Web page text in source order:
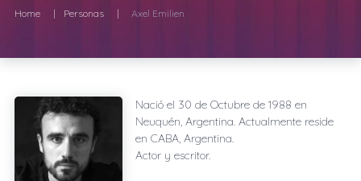
Home Personas Axel Emilien
Nació el 30 de Octubre de 1988 en
Neuquén, Argentina. Actualmente reside
en CABA, Argentina.
Actor y escritor.